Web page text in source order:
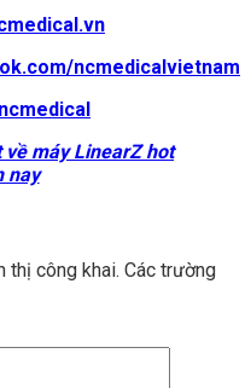
ncmedicalvietnam
về máy LinearZ hot
nay
thị công khai. Các trường